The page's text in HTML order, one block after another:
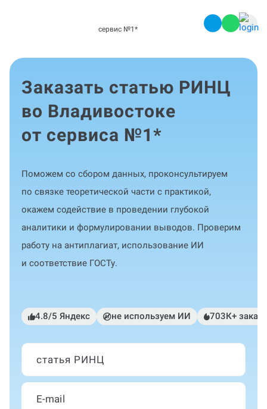
сервис №1 *
Заказать статью РИНЦ
во Владивостоке
от сервиса №1*
Поможем со сбором данных, проконсультируем
по связке теоретической части с практикой,
окажем содействие в проведении глубокой
аналитики и формулировании выводов. Проверим
работу на антиплагиат, использование ИИ
и соответствие ГОСТу.
4.8/5 Яндекс не используем ИИ 703К+
статья РИНЦ